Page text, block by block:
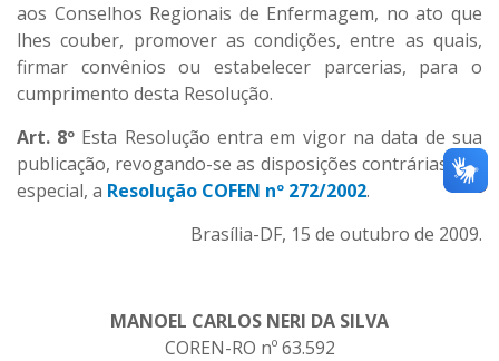
aos Conselhos Regionais de Enfermagem, no ato que
lhes couber, promover as condições, entre as quais,
firmar convênios ou estabelecer parcerias, para o
cumprimento desta Resolução.
Art. 8º Esta Resolução entra em vigor na data de sua
publicação, revogando-se as disposições contrárias, em
especial, a Resolução COFEN nº 272/2002.
Brasília-DF, 15 de outubro de 2009.
MANOEL CARLOS NERI DA SILVA
COREN-RO nº 63.592